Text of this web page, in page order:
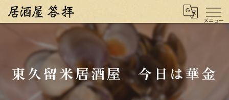
東久留米居酒屋 今日は華金